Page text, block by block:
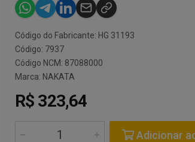
Código do Fabricante: HG 31193
Código: 7937
Código NCM: 87088000
Marca: NAKATA
R$ 323,64
Adicionar